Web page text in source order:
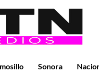
Sonora